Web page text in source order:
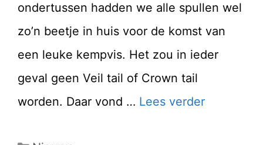
ondertussen hadden we alle spullen wel
zo’n beetje in huis voor de komst van
een leuke kempvis. Het zou in ieder
geval geen Veil tail of Crown tail
worden. Daar vond … Lees verder